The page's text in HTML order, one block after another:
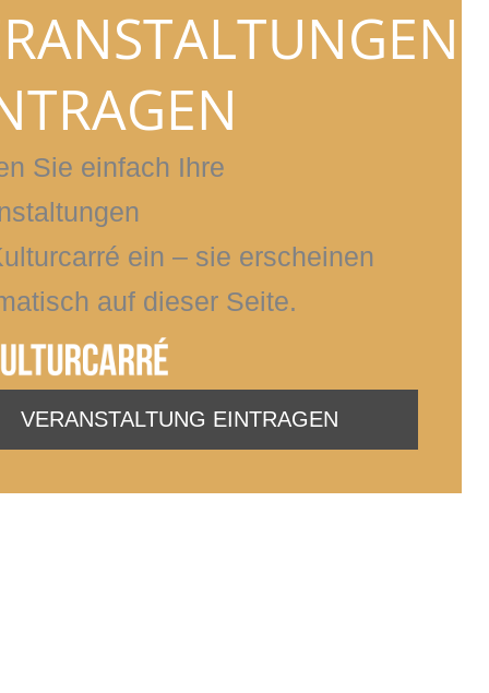
Sie einfach Ihre
ein – sie erscheinen
auf dieser Seite.
VERANSTALTUNG EINTRAGEN